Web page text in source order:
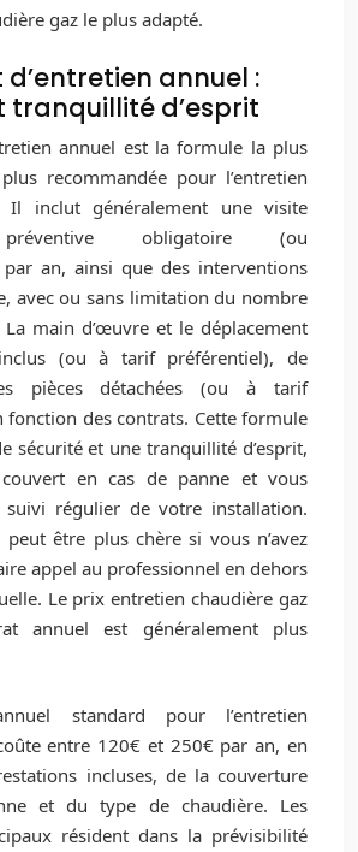
gaz le plus adapté.
annuel :
tranquillité d’esprit
annuel est la formule la plus
recommandée pour l’entretien
Il inclut généralement une visite
préventive obligatoire (ou
par an, ainsi que des interventions
avec ou sans limitation du nombre
La main d’œuvre et le déplacement
(ou à tarif préférentiel), de
pièces détachées (ou à tarif
fonction des contrats. Cette formule
sécurité et une tranquillité d’esprit,
en cas de panne et vous
suivi régulier de votre installation.
peut être plus chère si vous n’avez
appel au professionnel en dehors
Le prix entretien chaudière gaz
annuel est généralement plus
standard pour l’entretien
entre 120€ et 250€ par an, en
incluses, de la couverture
et du type de chaudière. Les
résident dans la prévisibilité